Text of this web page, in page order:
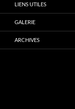
LIENS UTILES
GALERIE
ARCHIVES